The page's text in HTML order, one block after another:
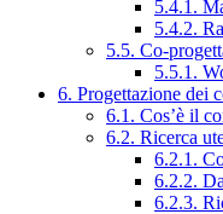
5.4.1.
5.4.2.
5.5. Co-
5.5.1.
6. Progettazione dei
6.1. Cos’è il
6.2. Ricerca
6.2.1.
6.2.2.
6.2.3.